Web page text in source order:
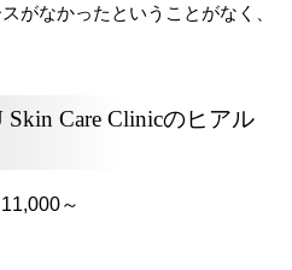
がなかったということがなく、
Care Clinicのヒアル
～